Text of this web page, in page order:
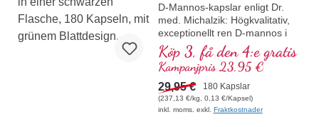
4 000 mg rent Chlorella-pulver per
dagsdos (2 x 5 presslingar)
2 120 mg proteiner, 100 mg klorofyll, 30
mg karotenoider
PAK-värde < 10 μg/kg som tecken på
högsta kvalitet
Fri från alla tillsatser
Tillverkad i Tyskland
Aluminiumfri försegling
D-Mannos-kapslar enligt Dr.
med. Michalzik: Högkvalitativ,
exceptionellt ren D-mannos i
optimal dosering – vegansk,
naturlig och fri från tillsatser.
Utvecklad för riktad daglig
användning med upp till 5 g
högren D-mannos per dag.
Särskilt skonsamt bearbetad för
Köp 3, få den 4:e gratis
Kampanjpris 23,95 €
29,95 € 180 Kapslar
(237,13 €/kg, 0,13 €/Kapsel)
inkl. moms. exkl. Fraktkostnader